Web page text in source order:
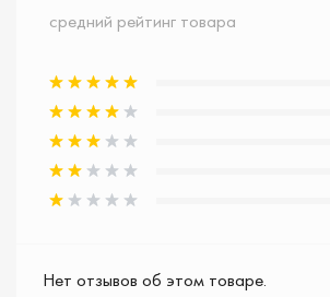
средний рейтинг товара
Нет отзывов об этом товаре.